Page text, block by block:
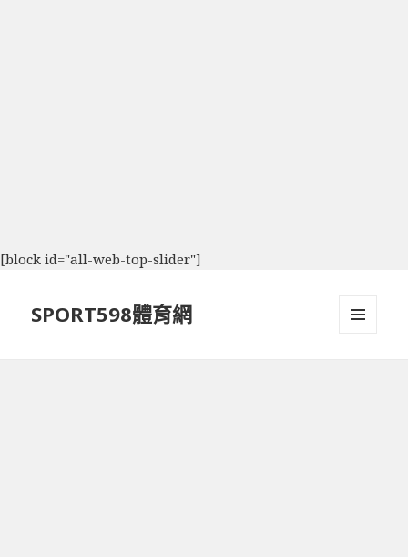
[block id="all-web-top-slider"]
SPORT598體育網